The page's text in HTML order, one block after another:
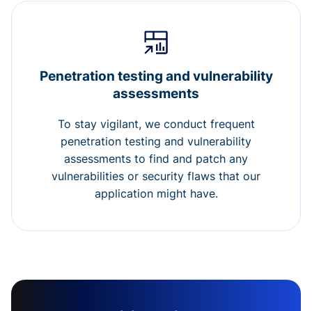
Penetration testing and vulnerability
assessments
To stay vigilant, we conduct frequent
penetration testing and vulnerability
assessments to find and patch any
vulnerabilities or security flaws that our
application might have.